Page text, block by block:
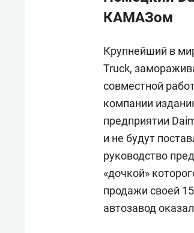
КАМАЗом
Крупнейший в
Truck,
совместной
компании
предприятии
и не будут
руководство
«дочкой»
продажи своей
автозавод